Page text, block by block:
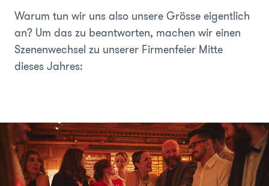
Warum tun wir uns also unsere Grösse eigentlich
an? Um das zu beantworten, machen wir einen
Szenenwechsel zu unserer Firmenfeier Mitte
dieses Jahres: